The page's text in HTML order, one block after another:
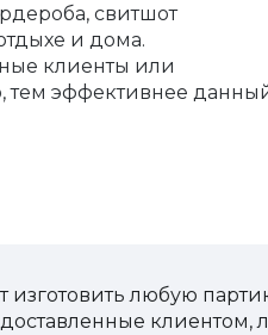
свитшот
и дома.
клиенты или
тем эффективнее
изготовить любую